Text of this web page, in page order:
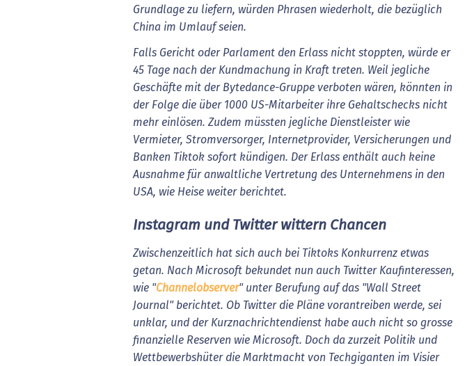
Grundlage zu liefern, würden Phrasen wiederholt, die bezüglich
China im Umlauf seien.
Falls Gericht oder Parlament den Erlass nicht stoppten, würde er
45 Tage nach der Kundmachung in Kraft treten. Weil jegliche
Geschäfte mit der Bytedance-Gruppe verboten wären, könnten in
der Folge die über 1000 US-Mitarbeiter ihre Gehaltschecks nicht
mehr einlösen. Zudem müssten jegliche Dienstleister wie
Vermieter, Stromversorger, Internetprovider, Versicherungen und
Banken Tiktok sofort kündigen. Der Erlass enthält auch keine
Ausnahme für anwaltliche Vertretung des Unternehmens in den
USA, wie Heise weiter berichtet.
Instagram und Twitter wittern Chancen
Zwischenzeitlich hat sich auch bei Tiktoks Konkurrenz etwas
getan. Nach Microsoft bekundet nun auch Twitter Kaufinteressen,
wie "Channelobserver" unter Berufung auf das "Wall Street
Journal" berichtet. Ob Twitter die Pläne vorantreiben werde, sei
unklar, und der Kurznachrichtendienst habe auch nicht so grosse
finanzielle Reserven wie Microsoft. Doch da zurzeit Politik und
Wettbewerbshüter die Marktmacht von Techgiganten im Visier